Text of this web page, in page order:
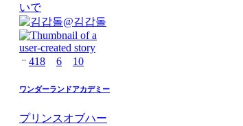
いで
@김갑돌
418 6 10
ワンダーランドアカデミー
プリンスオブハー